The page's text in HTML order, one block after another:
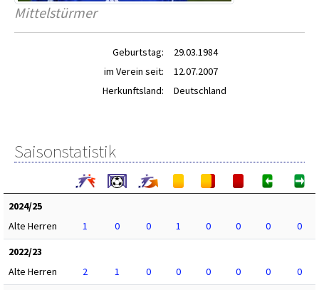
Mittelstürmer
Geburtstag:
29.03.1984
im Verein seit:
12.07.2007
Herkunftsland:
Deutschland
Saisonstatistik
2024/25
Alte Herren
1 0 0 1 0 0 0
0
2022/23
Alte Herren
2 1 0 0 0 0 0
0